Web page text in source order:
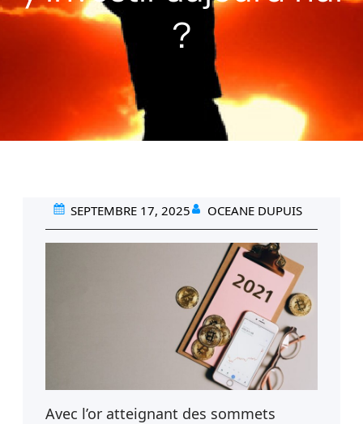
?
SEPTEMBRE 17, 2025 OCEANE DUPUIS
Avec l’or atteignant des sommets